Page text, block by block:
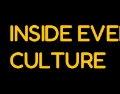
INSIDE
CULTURE